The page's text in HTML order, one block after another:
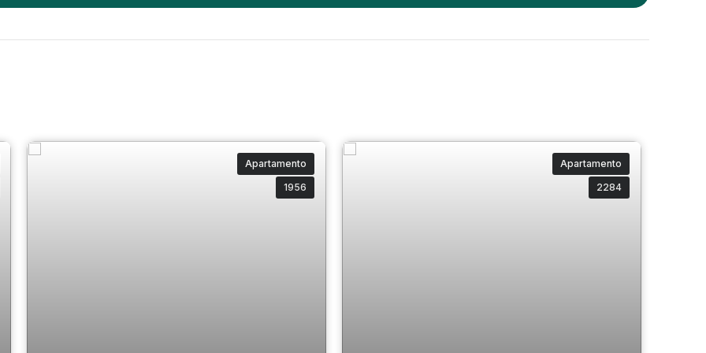
Apartamento
1956
Apartamento
2284